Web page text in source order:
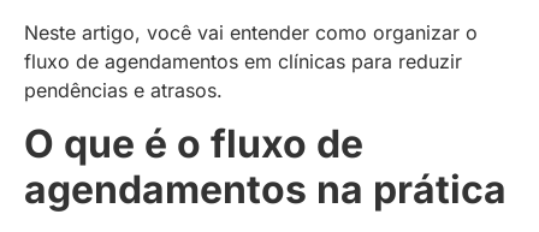
Neste artigo, você vai entender como organizar o
fluxo de agendamentos em clínicas para reduzir
pendências e atrasos.
O que é o fluxo de
agendamentos na prática